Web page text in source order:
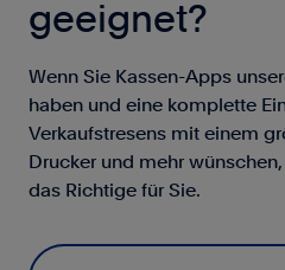
geeignet?
Wenn Sie Kassen-Apps
haben und eine komplette
Verkaufstresens mit einem
Drucker und mehr
das Richtige für Sie.